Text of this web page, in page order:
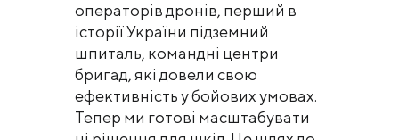
операторів дронів, перший в
історії України підземний
шпиталь, командні центри
бригад, які довели свою
ефективність у бойових умовах.
Тепер ми готові масштабувати